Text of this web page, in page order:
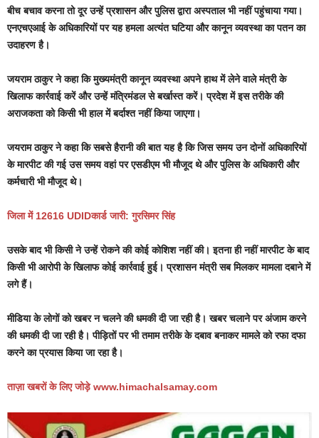
बीच बचाव करना तो दूर उन्हें प्रशासन और पुलिस द्वारा अस्पताल भी नहीं पहुंचाया गया।
एनएचएआई के अधिकारियों पर यह हमला अत्यंत घटिया और कानून व्यवस्था का पतन का
उदाहरण है।
जयराम ठाकुर ने कहा कि मुख्यमंत्री कानून व्यवस्था अपने हाथ में लेने वाले मंत्री के
खिलाफ कार्रवाई करें और उन्हें मंत्रिमंडल से बर्खास्त करें। प्रदेश में इस तरीके की
अराजकता को किसी भी हाल में बर्दाश्त नहीं किया जाएगा।
जयराम ठाकुर ने कहा कि सबसे हैरानी की बात यह है कि जिस समय उन दोनों अधिकारियों
के मारपीट की गई उस समय वहां पर एसडीएम भी मौजूद थे और पुलिस के अधिकारी और
कर्मचारी भी मौजूद थे।
जिला में 12616 UDIDकार्ड जारी: गुरसिमर सिंह
उसके बाद भी किसी ने उन्हें रोकने की कोई कोशिश नहीं की। इतना ही नहीं मारपीट के बाद
किसी भी आरोपी के खिलाफ कोई कार्रवाई हुई। प्रशासन मंत्री सब मिलकर मामला दबाने में
लगे हैं।
मीडिया के लोगों को खबर न चलने की धमकी दी जा रही है। खबर चलाने पर अंजाम करने
की धमकी दी जा रही है। पीड़ितों पर भी तमाम तरीके के दबाव बनाकर मामले को रफा दफा
करने का प्रयास किया जा रहा है।
ताज़ा खबरों के लिए जोड़े www.himachalsamay.com